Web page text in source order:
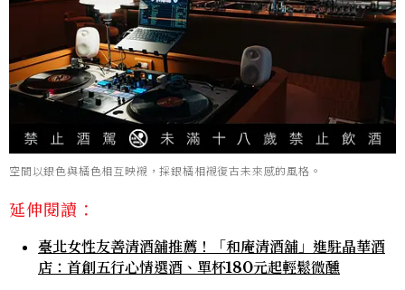
空間以銀色與橘色相互映襯，採銀橘相襯復古未來感的風格。
延伸閱讀：
臺北女性友善清酒舖推薦！「和庵清酒舖」進駐晶華酒
店：首創五行心情選酒、單杯180元起輕鬆微醺